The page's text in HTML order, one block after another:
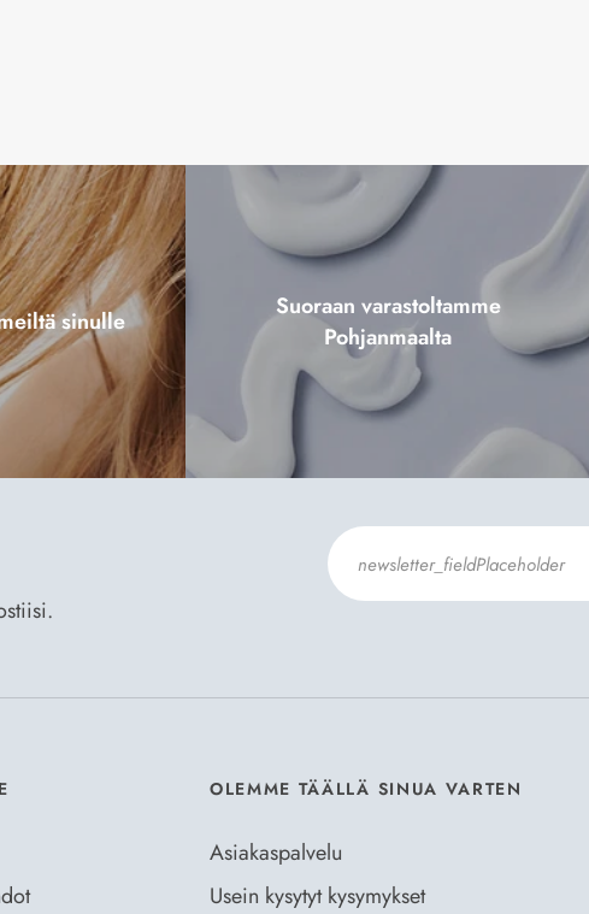
sinulle
Suoraan varastoltamme
Pohjanmaalta
OLEMME TÄÄLLÄ SINUA VARTEN
Asiakaspalvelu
Usein kysytyt kysymykset